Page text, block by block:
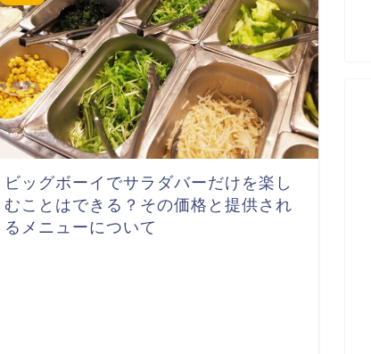
ビッグボーイでサラダバーだけを楽し
むことはできる？その価格と提供され
るメニューについて